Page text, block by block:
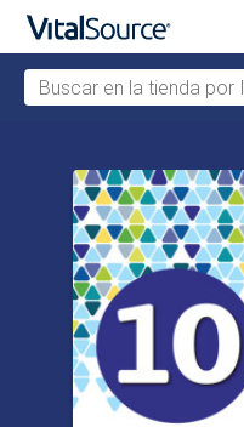
Buscar en la tienda por